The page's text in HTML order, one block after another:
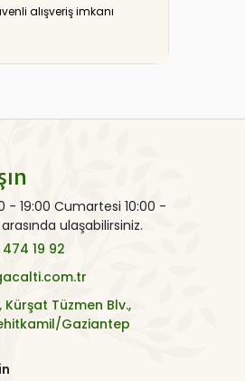
alışveriş imkanı
- 19:00 Cumartesi 10:00 -
ulaşabilirsiniz.
19 92
Kürşat Tüzmen Blv.,
Gaziantep